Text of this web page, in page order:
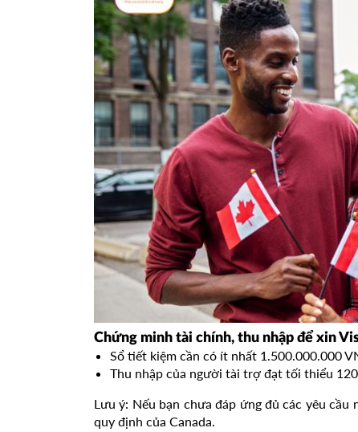
Chứng minh tài chính, thu nhập để xin
Sổ tiết kiệm cần có ít nhất 1.500.000.000
Thu nhập của người tài trợ đạt tối thiểu
Lưu ý: Nếu bạn chưa đáp ứng đủ các yêu
quy định của Canada.